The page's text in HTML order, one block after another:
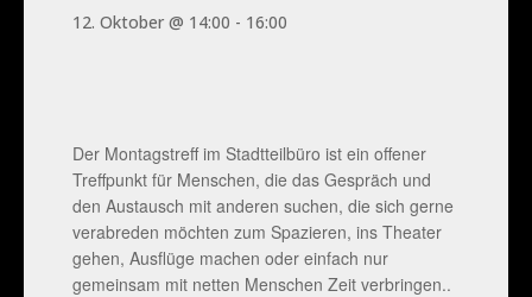
12. Oktober @ 14:00 - 16:00
Der Montagstreff im Stadtteilbüro ist ein offener
Treffpunkt für Menschen, die das Gespräch und
den Austausch mit anderen suchen, die sich gerne
verabreden möchten zum Spazieren, ins Theater
gehen, Ausflüge machen oder einfach nur
gemeinsam mit netten Menschen Zeit verbringen..